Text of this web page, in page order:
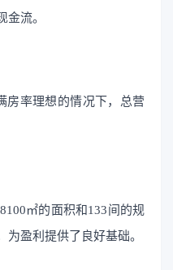
金流。
房率理想的情况下，总营
㎡的面积和133间的规
盈利提供了良好基础。